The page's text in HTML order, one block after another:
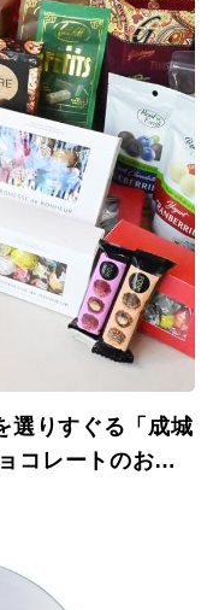
選りすぐる「成城
コレートのおす